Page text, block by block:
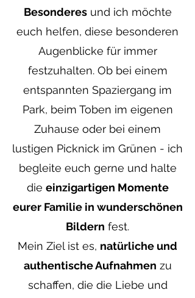
Besonderesund ich möchte
euch helfen, diese besonderen
Augenblicke für immer
festzuhalten. Ob bei einem
entspannten Spaziergang im
Park, beim Toben im eigenen
Zuhause oder bei einem
lustigen Picknick im Grünen - ich
begleite euch gerne und halte
die einzigartigen Momente
eurer Familie in wunderschönen
Bildern fest.
Mein Ziel ist es, natürliche und
authentische Aufnahmen zu
schaffen, die die Liebe und